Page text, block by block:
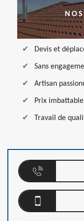
Devis et
Sans
Artisan
Prix imbattable
Travail de